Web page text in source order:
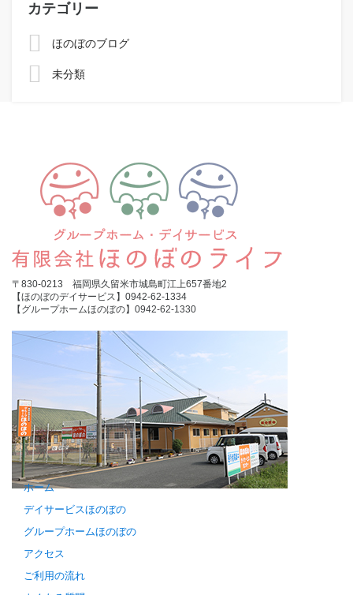
カテゴリー
ほのぼのブログ
未分類
〒830-0213 福岡県久留米市城島町江上657番地2
【ほのぼのデイサービス】0942-62-1334
【グループホームほのぼの】0942-62-1330
ホーム
デイサービスほのぼの
グループホームほのぼの
アクセス
ご利用の流れ